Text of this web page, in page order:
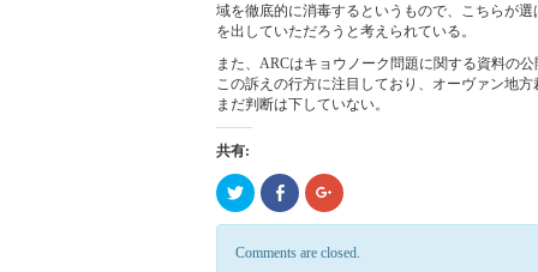
域を徹底的に消毒するというもので、こちらが
を出していただろうと考えられている。
また、ARCはキョウノーク問題に関する資料の
この訴えの行方に注目しており、オーヴァン地
まだ判断は下していない。
共有:
ク
リ
し
て
Click
to
Facebook
(新
ク
リ
し
て
Comments are closed.